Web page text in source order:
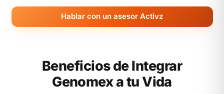
Hablar con un asesor Activz
Beneficios de Integrar
Genomex a tu Vida